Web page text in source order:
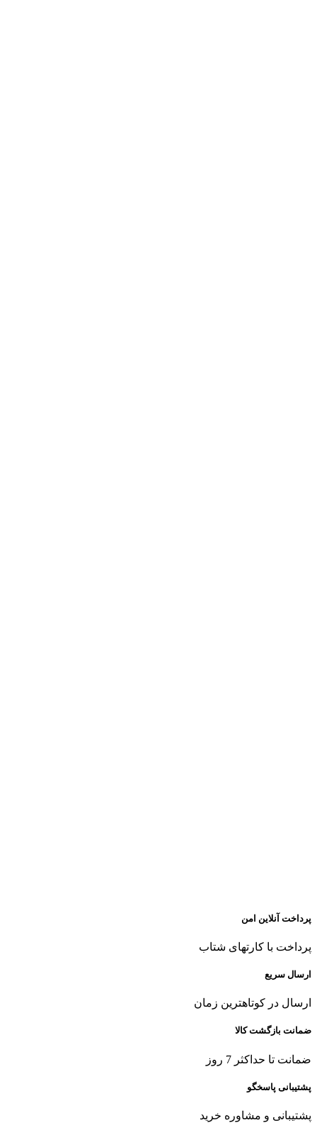
پرداخت آنلاین امن
پرداخت با کارتهای شتاب
ارسال سریع
ارسال در کوتاهترین زمان
ضمانت بازگشت کالا
ضمانت تا حداکثر 7 روز
پشتیبانی پاسخگو
پشتیبانی و مشاوره خرید